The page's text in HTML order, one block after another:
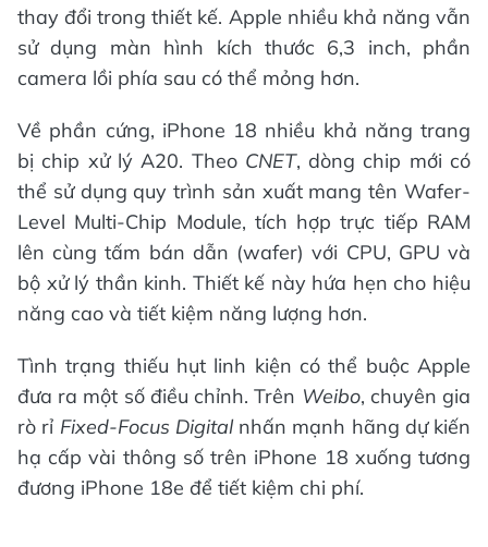
thay đổi trong thiết kế. Apple nhiều khả năng vẫn
sử dụng màn hình kích thước 6,3 inch, phần
camera lồi phía sau có thể mỏng hơn.
Về phần cứng, iPhone 18 nhiều khả năng trang
bị chip xử lý A20. Theo CNET, dòng chip mới có
thể sử dụng quy trình sản xuất mang tên Wafer-
Level Multi-Chip Module, tích hợp trực tiếp RAM
lên cùng tấm bán dẫn (wafer) với CPU, GPU và
bộ xử lý thần kinh. Thiết kế này hứa hẹn cho hiệu
năng cao và tiết kiệm năng lượng hơn.
Tình trạng thiếu hụt linh kiện có thể buộc Apple
đưa ra một số điều chỉnh. Trên Weibo, chuyên gia
rò rỉ Fixed-Focus Digital nhấn mạnh hãng dự kiến
hạ cấp vài thông số trên iPhone 18 xuống tương
đương iPhone 18e để tiết kiệm chi phí.